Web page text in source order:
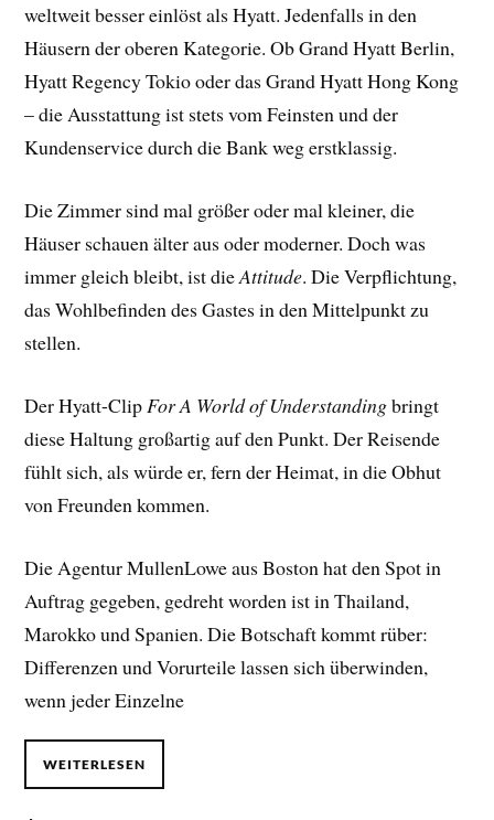
weltweit besser einlöst als Hyatt. Jedenfalls in den
Häusern der oberen Kategorie. Ob Grand Hyatt Berlin,
Hyatt Regency Tokio oder das Grand Hyatt Hong Kong
– die Ausstattung ist stets vom Feinsten und der
Kundenservice durch die Bank weg erstklassig.
Die Zimmer sind mal größer oder mal kleiner, die
Häuser schauen älter aus oder moderner. Doch was
immer gleich bleibt, ist dieAttitude. Die Verpflichtung,
das Wohlbefinden des Gastes in den Mittelpunkt zu
stellen.
Der Hyatt-Clip For A World of Understandingbringt
diese Haltung großartig auf den Punkt. Der Reisende
fühlt sich, als würde er, fern der Heimat, in die Obhut
von Freunden kommen.
Die Agentur MullenLowe aus Boston hat den Spot in
Auftrag gegeben, gedreht worden ist in Thailand,
Marokko und Spanien. Die Botschaft kommt rüber:
Differenzen und Vorurteile lassen sich überwinden,
wenn jeder Einzelne
WEITERLESEN